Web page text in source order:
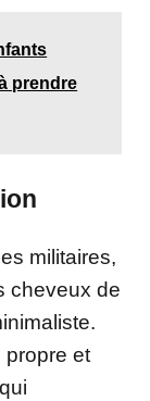
prendre
militaires,
cheveux de
propre et